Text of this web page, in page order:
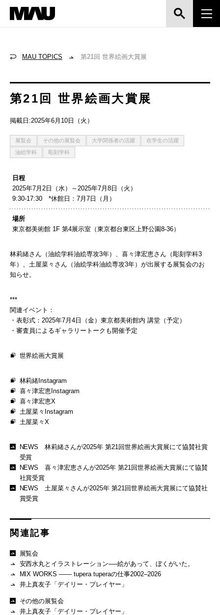
MAU TOPICS 第21回 世界絵画大賞展
第21回 世界絵画大賞展
掲載日:2025年6月10日（火）
展覧会 その他の展覧会 大学関係者の活躍
在学生の活躍
油絵学科
彫刻学科
日程
2025年7月2日（水）～2025年7月8日（火）
9:30-17:30 *休館日：7月7日（月）
場所
東京都美術館 1F 第4展示室（東京都台東区上野公園8-36）
林莉緒さん（油絵学科油絵専攻3年）、喜々津宏恵さん（彫刻学科3
年）、土屋菜々さん（油絵学科油絵専攻3年）が出展する展覧会のお
知らせ。
***
関連イベント：
・表彰式：2025年7月4日（金）東京都美術館内 講堂（予定）
・審査員によるギャラリートークも開催予定
世界絵画大賞展
林莉緒Instagram
喜々津宏恵Instagram
喜々津宏恵X
土屋菜々Instagram
土屋菜々X
NEWS 林莉緒さんが2025年 第21回世界絵画大賞展にて協賛社賞
受賞
NEWS 喜々津宏恵さんが2025年 第21回世界絵画大賞展にて協賛
社賞受賞
NEWS 土屋菜々さんが2025年 第21回世界絵画大賞展にて協賛社
賞受賞
関連記事
展覧会
安西水丸とイラストレーション──絵があって、ぼくがいた。
MIX WORKS —— tupera tuperaの仕事2002–2026
井上真友子「デイリー・プレイヤー」
その他の展覧会
井上真友子「デイリー・プレイヤー」